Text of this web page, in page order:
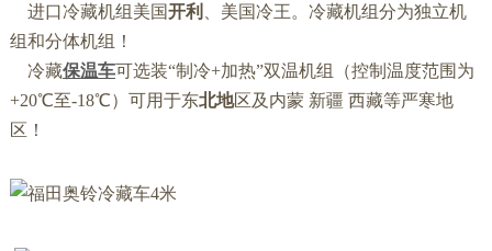
进口冷藏机组美国开利
、美国冷王。冷藏机组分为独立机
组和分体机组！
冷藏保温车可选装“制冷+加热”双温机组（控制温度范围为
+20℃至-18℃）可用于东北地区及内蒙 新疆 西藏等严寒地
区！